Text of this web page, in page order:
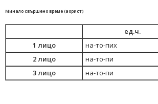
Минало свършено време (аорист)
ед.ч.
1 лицо
на-то-пих
2 лицо
на-то-пи
3 лицо
на-то-пи